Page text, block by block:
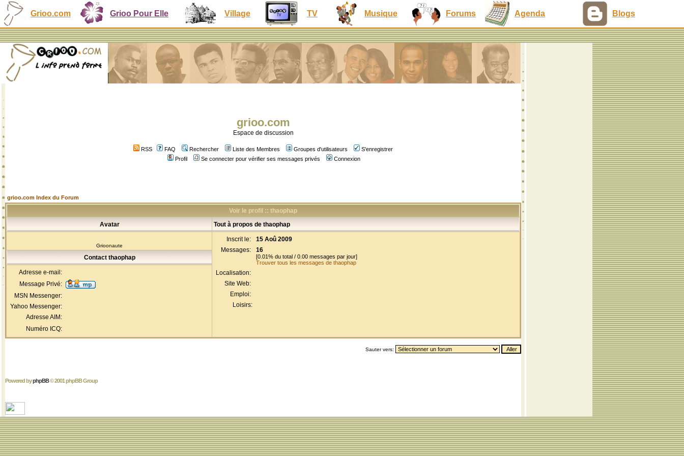
Grioo.com Grioo Pour Elle Village TV Musique Forums Agenda Blogs
grioo.com
Espace de discussion
RSS FAQ Rechercher Liste des Membres Groupes d'utilisateurs
S'enregistrer
Profil
Se connecter pour vérifier ses messages privés Connexion
grioo.com Index du Forum
Voir le profil :: thaophap
Avatar
Tout à propos de thaophap
Grioonaute
Inscrit le:
15 Aoû 2009
Messages:
16
[0.01% du total / 0.00 messages par jour]
Trouver tous les messages de thaophap
Localisation:
Site Web:
Emploi:
Loisirs:
Contact thaophap
Adresse e-mail:
Message Privé:
MSN Messenger:
Yahoo Messenger:
Adresse AIM:
Numéro ICQ:
Sauter vers:
Powered byphpBB© 2001 phpBB Group